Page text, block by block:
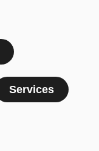
Services